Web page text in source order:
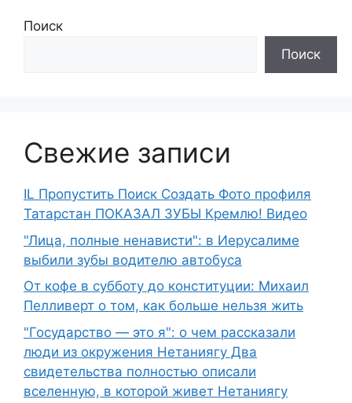
Поиск
Поиск
Свежие записи
IL Пропустить Поиск Создать Фото профиля
Татарстан ПОКАЗАЛ ЗУБЫ Кремлю! Видео
"Лица, полные ненависти": в Иерусалиме
выбили зубы водителю автобуса
От кофе в субботу до конституции: Михаил
Пелливерт о том, как больше нельзя жить
"Государство — это я": о чем рассказали
люди из окружения Нетаниягу Два
свидетельства полностью описали
вселенную, в которой живет Нетаниягу